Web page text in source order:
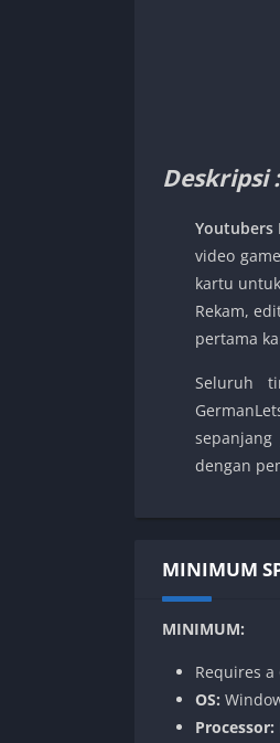
Deskripsi :
Youtubers
video
kartu
Rekam,
pertama
Seluruh
dengan
MINIMUM
MINIMUM:
Requires
OS:
Processor: